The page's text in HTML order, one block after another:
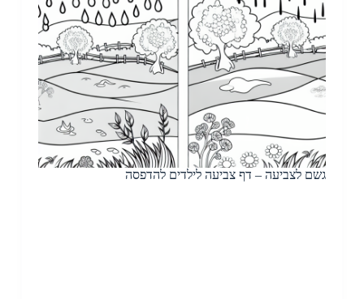
גשם לצביעה – דף צביעה לילדים להדפסה